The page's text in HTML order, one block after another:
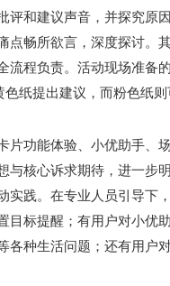
评和建议声音，并探究原
点畅所欲言，深度探讨。
流程负责。活动现场准备
色纸提出建议，而粉色纸
片功能体验、小优助手、
与核心诉求期待，进一步
实践。在专业人员引导下
目标提醒；有用户对小优
各种生活问题；还有用户